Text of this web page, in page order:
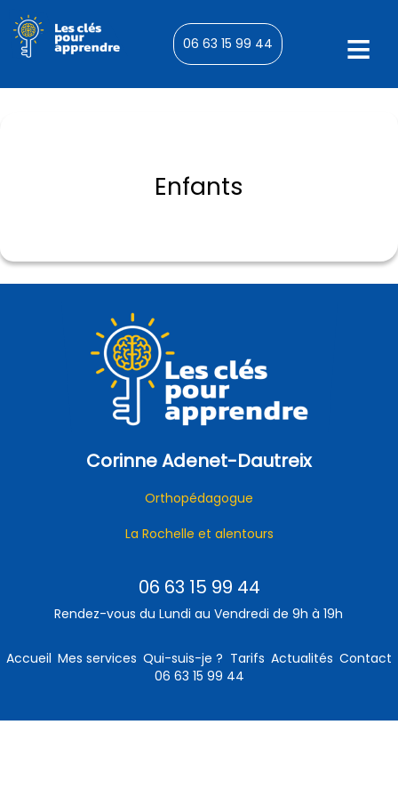
06 63 15 99 44
Enfants
Corinne Adenet-Dautreix
Orthopédagogue
La Rochelle et alentours
06 63 15 99 44
Rendez-vous du Lundi au Vendredi de 9h à 19h
Accueil Mes services Qui-suis-je ? Tarifs Actualités Contact
06 63 15 99 44